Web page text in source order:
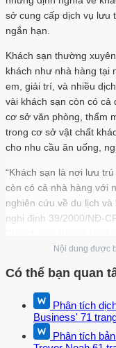
sở cung cấp dịch vụ lưu
ngắn hạn.
Khách sạn thường
khách như nhà hàng tại
em, giải trí, và nhiều
vài khách sạn còn có cả
cơ sở văn phòng, thẩm
trong cơ sở vật chất
cho nhu cầu ăn uống,
“Khách sạn là nơi lưu
còn có cả nhà hàng với
nghiên cứu về du lịch
nghị định 39/2000/NĐ-
quy mô từ 10 buồng
chất, trang thiết bị, dịch
Hoạt động kinh doanh
từ khi mới xuất hiện
chính là phục vụ cho
từ sau đó khi mà số
yêu cầu hơn thì khái
Nội dung được
Có thể bạn quan
Phân tích
Business' 71
Phân tích